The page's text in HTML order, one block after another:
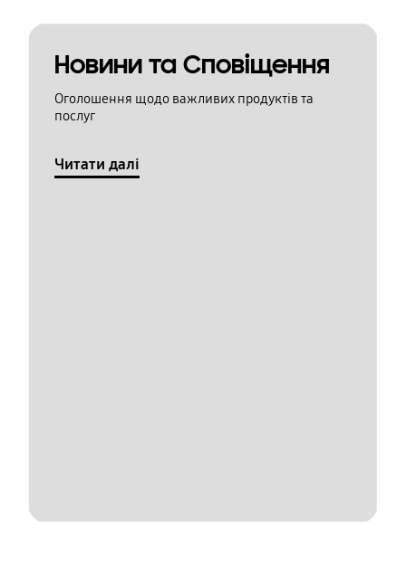
Новини та Сповіщення
Оголошення щодо важливих продуктів та
послуг
Читати далі